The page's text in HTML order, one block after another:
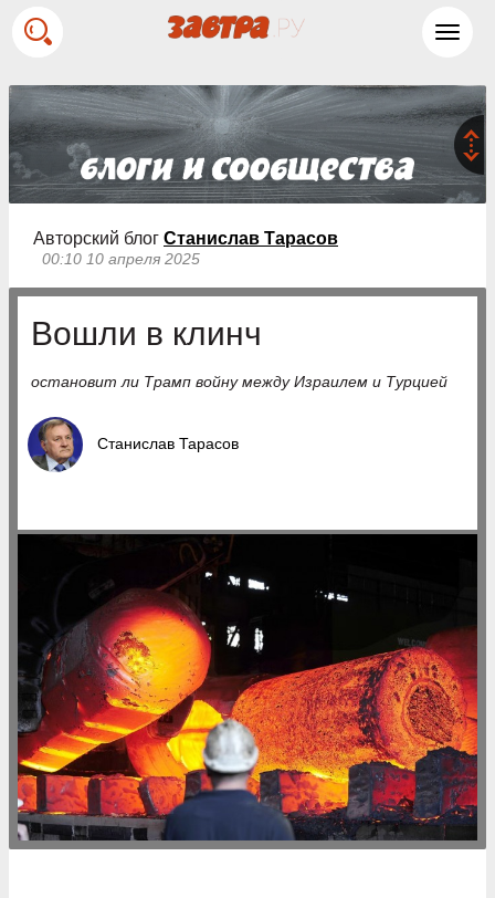
Авторский блог Станислав Тарасов
00:10 10 апреля 2025
Вошли в клинч
остановит ли Трамп войну между Израилем и Турцией
Станислав Тарасов